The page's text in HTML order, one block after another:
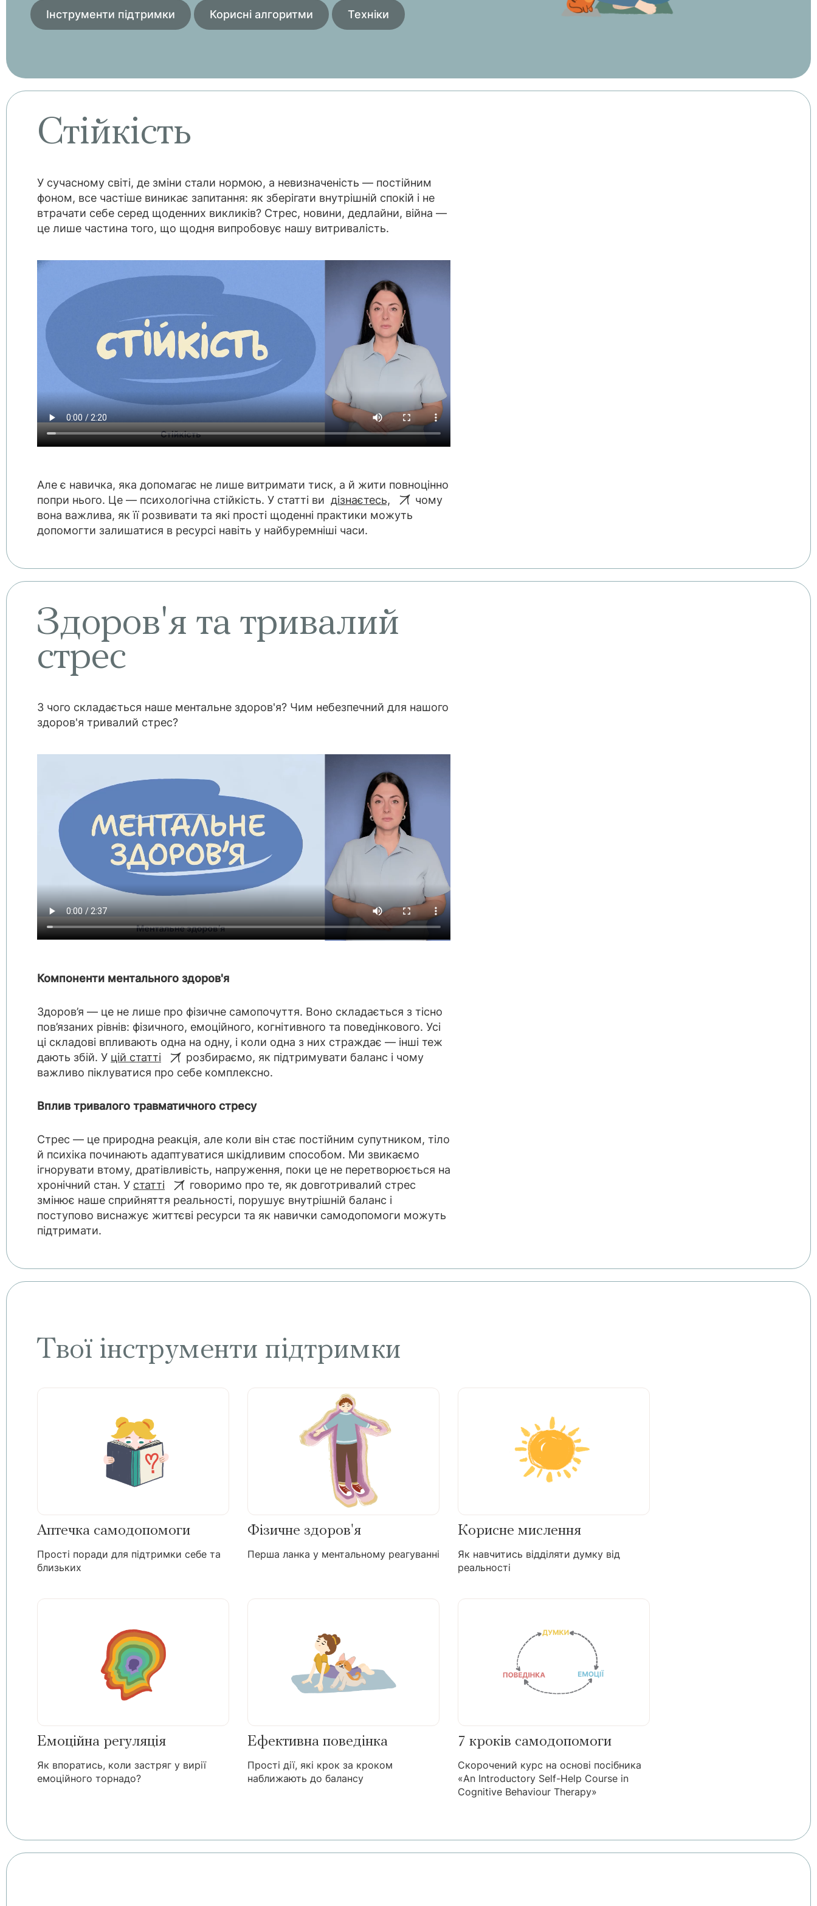
Інструменти підтримки Корисні алгоритми Техніки
Стійкість
У сучасному світі, де зміни стали нормою, а невизначеність — постійним
фоном, все частіше виникає запитання: як зберігати внутрішній спокій і не
втрачати себе серед щоденних викликів? Стрес, новини, дедлайни, війна —
це лише частина того, що щодня випробовує нашу витривалість.
Але є навичка, яка допомагає не лише витримати тиск, а й жити повноцінно
попри нього. Це — психологічна стійкість. У статті ви дізнаєтесь,
чому
вона важлива, як її розвивати та які прості щоденні практики можуть
допомогти залишатися в ресурсі навіть у найбуремніші часи.
Здоров'я та тривалий
стрес
З чого складається наше ментальне здоров'я? Чим небезпечний для нашого
здоров'я тривалий стрес?
Компоненти ментального здоров'я
Здоров’я — це не лише про фізичне самопочуття. Воно складається з тісно
пов’язаних рівнів: фізичного, емоційного, когнітивного та поведінкового. Усі
ці складові впливають одна на одну, і коли одна з них страждає — інші теж
дають збій. У цій статті
розбираємо, як підтримувати баланс і чому
важливо піклуватися про себе комплексно.
Вплив тривалого травматичного стресу
Стрес — це природна реакція, але коли він стає постійним супутником, тіло
й психіка починають адаптуватися шкідливим способом. Ми звикаємо
ігнорувати втому, дратівливість, напруження, поки це не перетворюється на
хронічний стан. У статті
говоримо про те, як довготривалий стрес
змінює наше сприйняття реальності, порушує внутрішній баланс і
поступово виснажує життєві ресурси та як навички самодопомоги можуть
підтримати.
Твої інструменти підтримки
Аптечка самодопомоги
Прості поради для підтримки себе та
близьких
Фізичне здоров'я
Перша ланка у ментальному реагуванні
Корисне мислення
Як навчитись відділяти думку від
реальності
Емоційна регуляція
Як впоратись, коли застряг у вирії
емоційного торнадо?
Ефективна поведінка
Прості дії, які крок за кроком
наближають до балансу
7 кроків самодопомоги
Скорочений курс на основі посібника
«An Introductory Self-Help Course in
Cognitive Behaviour Therapy»